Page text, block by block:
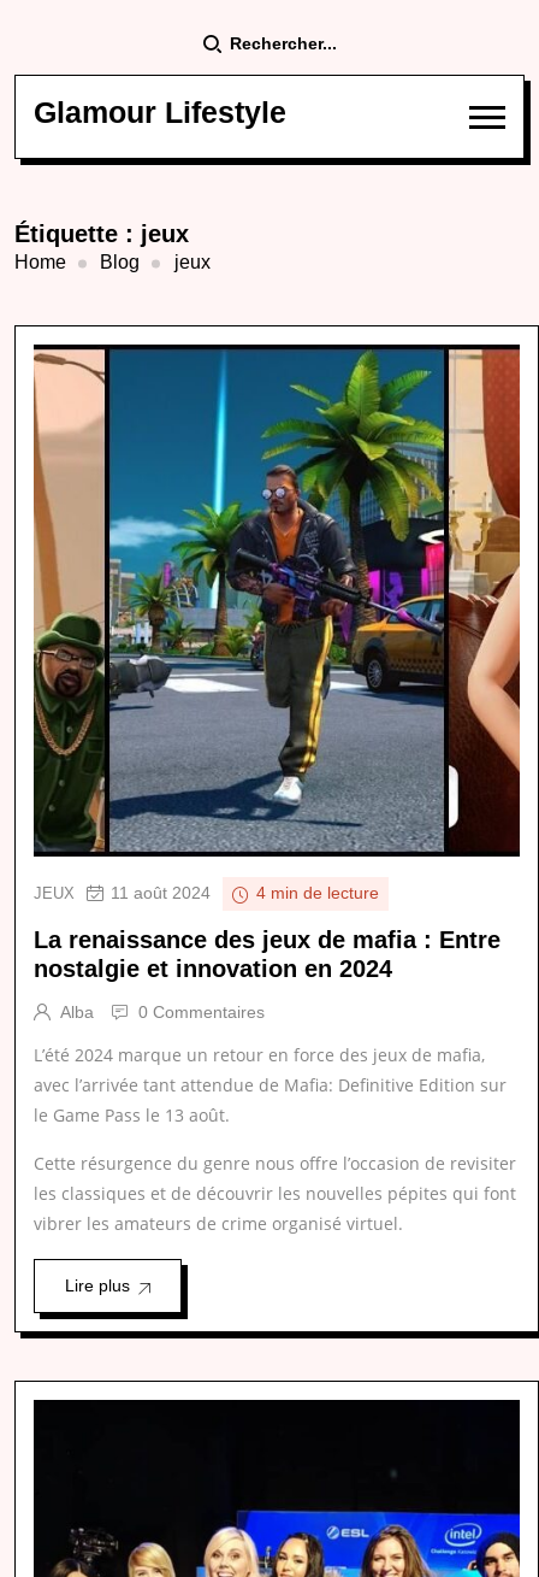
Rechercher...
Glamour Lifestyle
Étiquette : jeux
Home Blog jeux
JEUX 11 août 2024 4 min de lecture
La renaissance des jeux de mafia : Entre
nostalgie et innovation en 2024
Alba 0 Commentaires
L’été 2024 marque un retour en force des jeux de mafia,
avec l’arrivée tant attendue de Mafia: Definitive Edition sur
le Game Pass le 13 août.
Cette résurgence du genre nous offre l’occasion de revisiter
les classiques et de découvrir les nouvelles pépites qui font
vibrer les amateurs de crime organisé virtuel.
Lire plus